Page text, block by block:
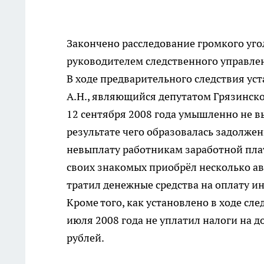
Закончено расследование громкого
руководителем следственного
В ходе предварительного следствия
А.Н., являющийся депутатом
12 сентября 2008 года умышленно не
результате чего образовалась
невыплату работникам заработной
своих знакомых приобрёл несколько
тратил денежные средства на оплату
Кроме того, как установлено в ходе
июля 2008 года не уплатил налоги на
рублей.